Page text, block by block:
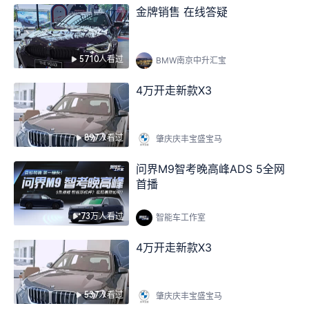
5710人看过
金牌销售 在线答疑
BMW南京中升汇宝
897人看过
4万开走新款X3
肇庆庆丰宝盛宝马
73万人看过
问界M9智考晚高峰ADS 5全网
首播
智能车工作室
537人看过
4万开走新款X3
肇庆庆丰宝盛宝马